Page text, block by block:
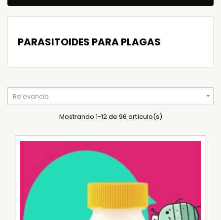
PARASITOIDES PARA PLAGAS
Relevancia 
Mostrando 1-12 de 96 artículo(s)